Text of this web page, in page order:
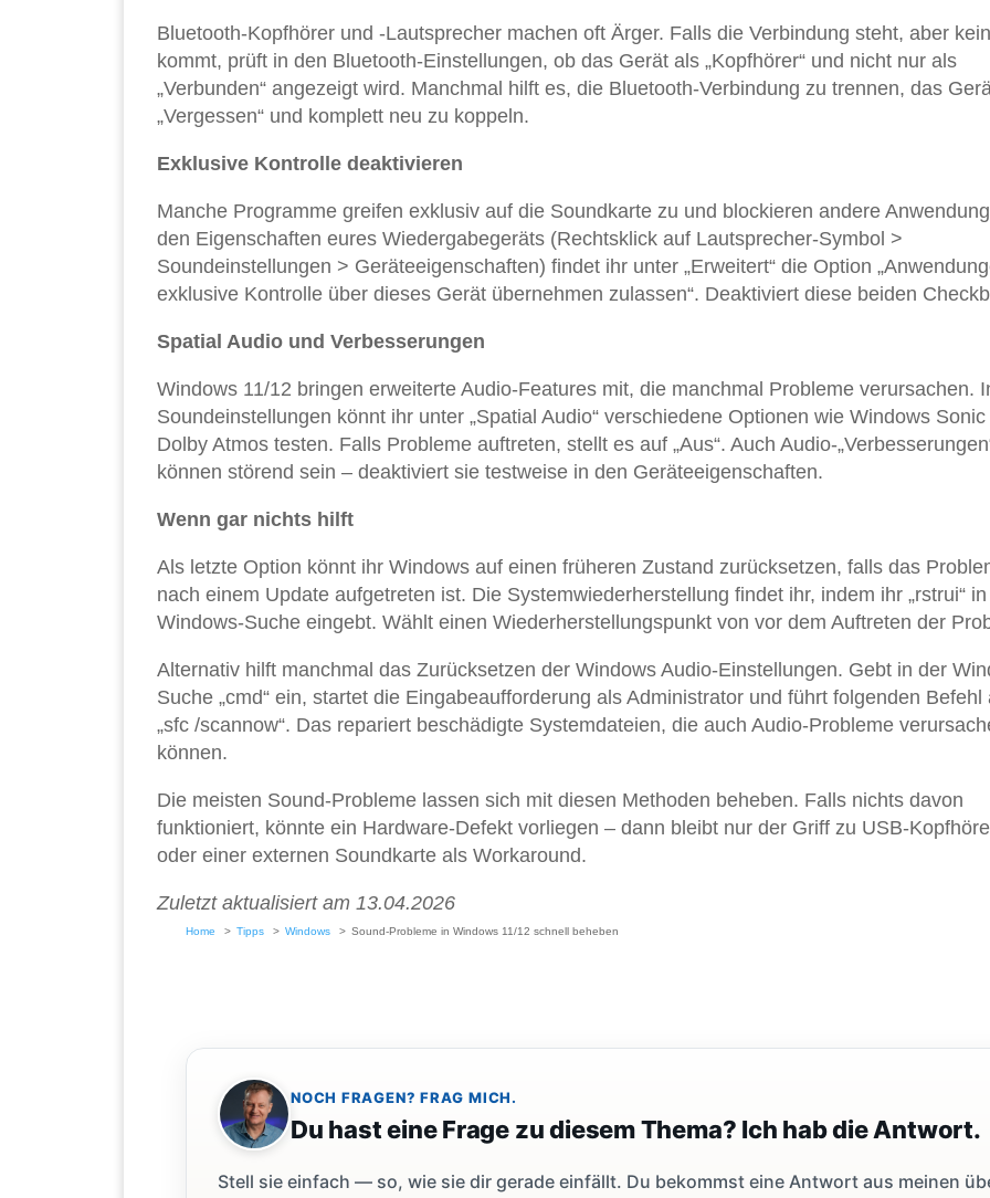
Bluetooth-Kopfhörer und -Lautsprecher machen oft Ärger. Falls die Verbindung steht, aber
kommt, prüft in den Bluetooth-Einstellungen, ob das Gerät als „Kopfhörer“ und nicht nur als
„Verbunden“ angezeigt wird. Manchmal hilft es, die Bluetooth-Verbindung zu trennen, das
„Vergessen“ und komplett neu zu koppeln.
Exklusive Kontrolle deaktivieren
Manche Programme greifen exklusiv auf die Soundkarte zu und blockieren andere
den Eigenschaften eures Wiedergabegeräts (Rechtsklick auf Lautsprecher-Symbol >
Soundeinstellungen > Geräteeigenschaften) findet ihr unter „Erweitert“ die Option
exklusive Kontrolle über dieses Gerät übernehmen zulassen“. Deaktiviert diese beiden
Spatial Audio und Verbesserungen
Windows 11/12 bringen erweiterte Audio-Features mit, die manchmal Probleme verursachen.
Soundeinstellungen könnt ihr unter „Spatial Audio“ verschiedene Optionen wie Windows
Dolby Atmos testen. Falls Probleme auftreten, stellt es auf „Aus“. Auch Audio-
können störend sein – deaktiviert sie testweise in den Geräteeigenschaften.
Wenn gar nichts hilft
Als letzte Option könnt ihr Windows auf einen früheren Zustand zurücksetzen, falls das
nach einem Update aufgetreten ist. Die Systemwiederherstellung findet ihr, indem ihr „rstrui“
Windows-Suche eingebt. Wählt einen Wiederherstellungspunkt von vor dem Auftreten der
Alternativ hilft manchmal das Zurücksetzen der Windows Audio-Einstellungen. Gebt in der
Suche „cmd“ ein, startet die Eingabeaufforderung als Administrator und führt folgenden Befehl
„sfc /scannow“. Das repariert beschädigte Systemdateien, die auch Audio-Probleme
können.
Die meisten Sound-Probleme lassen sich mit diesen Methoden beheben. Falls nichts davon
funktioniert, könnte ein Hardware-Defekt vorliegen – dann bleibt nur der Griff zu USB-
oder einer externen Soundkarte als Workaround.
Zuletzt aktualisiert am 13.04.2026
Home Tipps Windows Sound-Probleme in Windows 11/12 schnell beheben
NOCH FRAGEN? FRAG MICH.
Du hast eine Frage zu diesem Thema? Ich hab die Antwort.
Stell sie einfach — so, wie sie dir gerade einfällt. Du bekommst eine Antwort aus meinen